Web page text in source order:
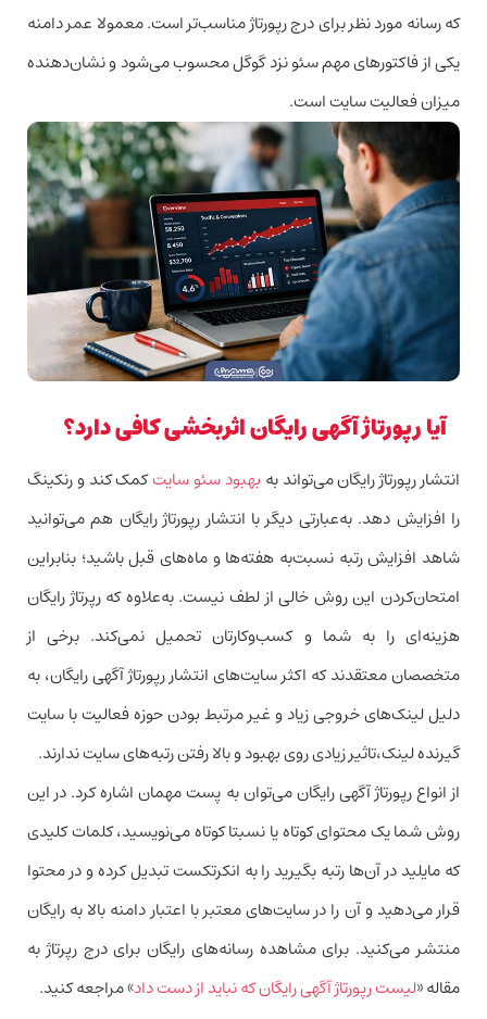
که رسانه مورد نظر برای درج رپورتاژ مناسب‌تر است. معمولا عمر دامنه
یکی از فاکتورهای مهم سئو نزد گوگل محسوب می‌شود و نشان‌دهنده
میزان فعالیت سایت است.
آیا رپورتاژ آگهی رایگان اثربخشی کافی دارد؟
انتشار رپورتاژ رایگان می‌تواند به بهبود سئو سایتکمک کند و رنکینگ
را افزایش دهد. به‌عبارتی دیگر با انتشار رپورتاژ رایگان هم می‌توانید
شاهد افزایش رتبه نسبت‌به هفته‌ها و ماه‌های قبل باشید؛ بنابراین
امتحان‌کردن این روش خالی از لطف نیست. به‌علاوه که رپرتاژ رایگان
هزینه‌ای را به شما و کسب‌وکارتان تحمیل نمی‌کند. برخی از
متخصصان معتقدند که اکثر سایت‌های انتشار رپورتاژ آگهی رایگان، به
دلیل لینک‌های خروجی زیاد و غیر مرتبط بودن حوزه فعالیت با سایت
گیرنده لینک،تاثیر زیادی روی بهبود و بالا رفتن رتبه‌های سایت ندارند.
از انواع رپورتاژ آگهی رایگان می‌توان به پست مهمان اشاره کرد. در این
روش شما یک محتوای کوتاه یا نسبتا کوتاه می‌نویسید، کلمات کلیدی
که مایلید در آن‌ها رتبه بگیرید را به انکرتکست تبدیل کرده و در محتوا
قرار می‌دهید و آن را در سایت‌های معتبر با اعتبار دامنه بالا به رایگان
منتشر می‌کنید. برای مشاهده رسانه‌های رایگان برای درج رپرتاژ به
مقاله «لیست رپورتاژ آگهی رایگان که نباید از دست داد» مراجعه کنید.